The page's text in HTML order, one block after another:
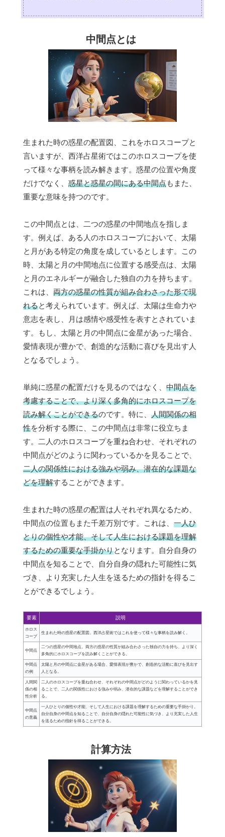
中間点とは
生まれた時の惑星の配置図、これをホロスコープと
言いますが、西洋占星術ではこのホロスコープを使
って様々な事柄を読み解きます。惑星の位置や角度
だけでなく、 惑星と惑星の間にある中間点もまた、
重要な意味を持つのです。
この中間点とは、二つの惑星の中間地点を指しま
す。例えば、ある人のホロスコープにおいて、太陽
と月がある特定の角度を成しているとします。この
時、太陽と月の中間地点に位置する感受点は、太陽
と月のエネルギーが融合した独自の力を持ちます。
これは、 両方の惑星の性質が組み合わさった形で現
れると考えられています。例えば、太陽は生命力や
意志を表し、月は感情や感受性を表すとされていま
す。もし、太陽と月の中間点に金星があった場合、
愛情表現が豊かで、創造的な活動に喜びを見出す人
となるでしょう。
単純に惑星の配置だけを見るのではなく、 中間点を
考慮することで、より深く多角的にホロスコープを
読み解くことができるのです。特に、 人間関係の相
性を分析する際に、この中間点は非常に役立ちま
す。二人のホロスコープを重ね合わせ、それぞれの
中間点がどのように関わっているかを見ることで、
二人の関係性における強みや弱み、潜在的な課題な
どを理解することができます。
生まれた時の惑星の配置は人それぞれ異なるため、
中間点の位置もまた千差万別です。これは、 一人ひ
とりの個性や才能、そして人生における課題を理解
するための重要な手掛かりとなります。自分自身の
中間点を知ることで、自分自身の隠れた可能性に気
づき、より充実した人生を送るための指針を得るこ
とができるでしょう。
要素 説明
ホロス
コープ
生まれた時の惑星の配置図。西洋占星術ではこれを使って様々な事柄を読み解く。
中間点
二つの惑星の中間地点。両方の惑星の性質が組み合わさった独自の力を持ち、より深く
多角的にホロスコープを読み解くことができる。
中間点
の例
太陽と月の中間点に金星がある場合、愛情表現が豊かで、創造的な活動に喜びを見出す
人となる。
人間関
係の相
性分析
二人のホロスコープを重ね合わせ、それぞれの中間点がどのように関わっているかを見
ることで、二人の関係性における強みや弱み、潜在的な課題などを理解することができ
る。
中間点
の意義
一人ひとりの個性や才能、そして人生における課題を理解するための重要な手掛かり。
自分自身の中間点を知ることで、自分自身の隠れた可能性に気づき、より充実した人生
を送るための指針を得ることができる。
計算方法